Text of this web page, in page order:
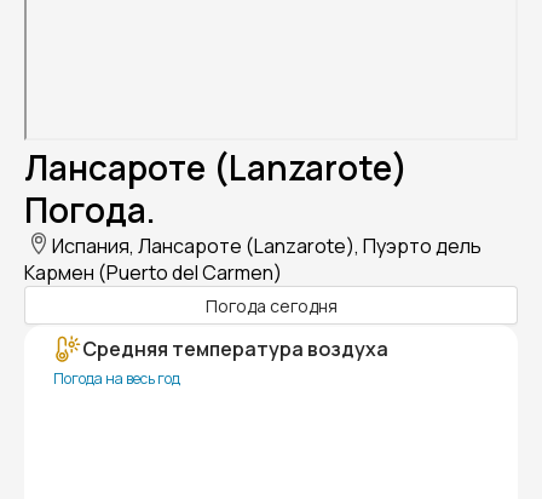
Лансароте (Lanzarote)
Погода.
Испания, Лансароте (Lanzarote), Пуэрто дель
Кармен (Puerto del Carmen)
Погода сегодня
Средняя температура воздуха
Погода на весь год